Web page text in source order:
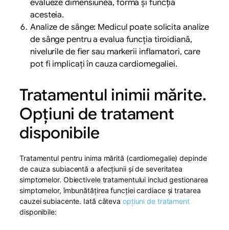
evalueze dimensiunea, forma și funcția
acesteia.
Analize de sânge: Medicul poate solicita analize
de sânge pentru a evalua funcția tiroidiană,
nivelurile de fier sau markerii inflamatori, care
pot fi implicați în cauza cardiomegaliei.
Tratamentul inimii mărite.
Opțiuni de tratament
disponibile
Tratamentul pentru inima mărită (cardiomegalie) depinde
de cauza subiacentă a afecțiunii și de severitatea
simptomelor. Obiectivele tratamentului includ gestionarea
simptomelor, îmbunătățirea funcției cardiace și tratarea
cauzei subiacente. Iată câteva opțiuni de tratament
disponibile: